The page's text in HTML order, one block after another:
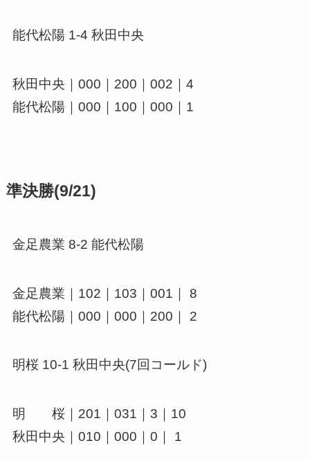
能代松陽 1-4 秋田中央
秋田中央｜000｜200｜002｜4
能代松陽｜000｜100｜000｜1
準決勝(9/21)
金足農業 8-2 能代松陽
金足農業｜102｜103｜001｜ 8
能代松陽｜000｜000｜200｜ 2
明桜 10-1 秋田中央(7回コールド)
明 桜｜201｜031｜3｜10
秋田中央｜010｜000｜0｜ 1